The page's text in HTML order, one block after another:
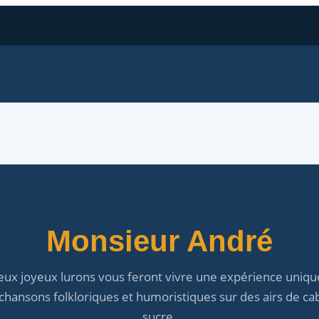
Monsieur André
joyeux lurons vous feront vivre une expérience
folkloriques et humoristiques sur des airs de